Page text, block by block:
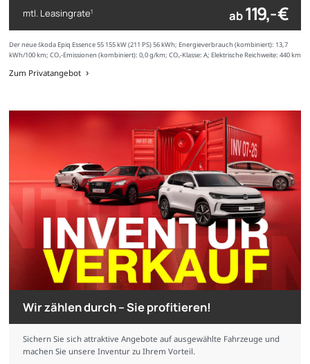
mtl. Leasingrate1 ab119,- €
Der neue Škoda Epiq Essence 55 155 kW (211 PS) 56 kWh; Energieverbrauch (kombiniert): 13,7
kWh/100 km; CO₂-Emissionen (kombiniert): 0,0 g/km; CO₂-Klasse: A; Elektrische Reichweite: 440 km
Zum Privatangebot
Wir zählen durch – Sie profitieren!
Sichern Sie sich attraktive Angebote auf ausgewählte Fahrzeuge und
machen Sie unsere Inventur zu Ihrem Vorteil.